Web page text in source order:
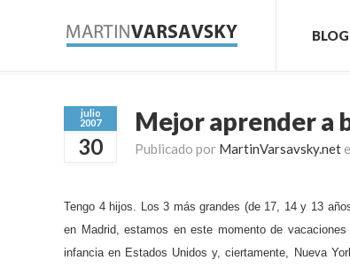
BLOG
julio
2007
30
Mejor aprender a
Publicado por MartinVarsavsky.net
Tengo 4 hijos. Los 3 más grandes (de 17, 14 y 13
en Madrid, estamos en este momento de
infancia en Estados Unidos y, ciertamente, Nueva